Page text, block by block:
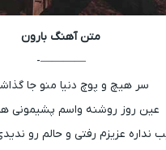
متن آهنگ بارون
————-
سر هیچ و پوچ دنیا منو جا
عین روز روشنه واسم پشیمونی
نداره عزیزم رفتی و حالم رو